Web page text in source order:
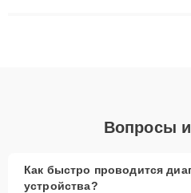
Вопросы
Как быстро проводится
устройства?